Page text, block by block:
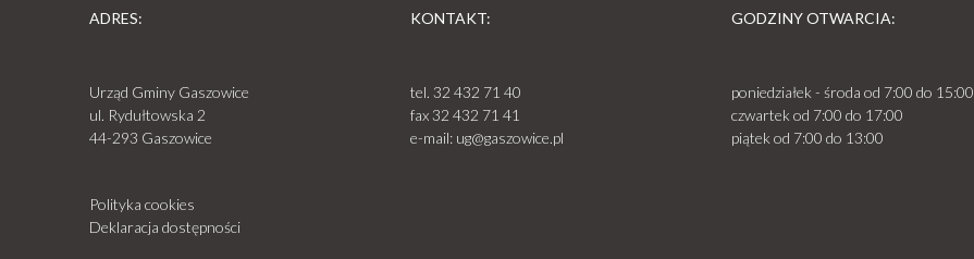
ADRES:
Urząd Gminy Gaszowice
ul. Rydułtowska 2
44-293 Gaszowice
KONTAKT:
tel. 32 432 71 40
fax32 432 71 41
e-mail: ug@gaszowice.pl
GODZINY OTWARCIA:
poniedziałek - środa od 7:00 do 15:00
czwartek od 7:00 do 17:00
piątek od 7:00 do 13:00
Polityka cookies
Deklaracja dostępności